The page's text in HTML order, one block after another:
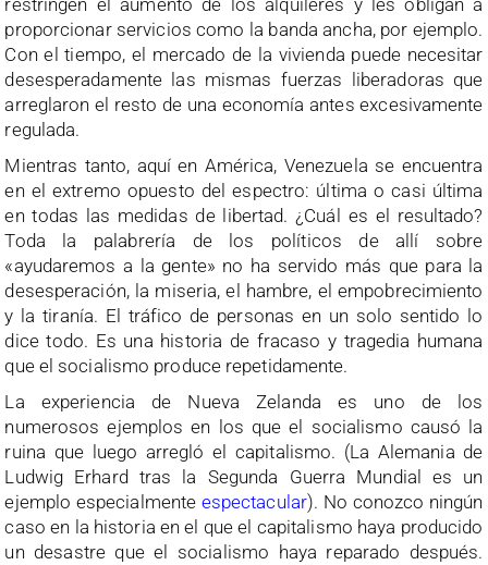
restringen el aumento de los alquileres y les obligan a
proporcionar servicios como la banda ancha, por ejemplo.
Con el tiempo, el mercado de la vivienda puede necesitar
desesperadamente las mismas fuerzas liberadoras que
arreglaron el resto de una economía antes excesivamente
regulada.
Mientras tanto, aquí en América, Venezuela se encuentra
en el extremo opuesto del espectro: última o casi última
en todas las medidas de libertad. ¿Cuál es el resultado?
Toda la palabrería de los políticos de allí sobre
«ayudaremos a la gente» no ha servido más que para la
desesperación, la miseria, el hambre, el empobrecimiento
y la tiranía. El tráfico de personas en un solo sentido lo
dice todo. Es una historia de fracaso y tragedia humana
que el socialismo produce repetidamente.
La experiencia de Nueva Zelanda es uno de los
numerosos ejemplos en los que el socialismo causó la
ruina que luego arregló el capitalismo. (La Alemania de
Ludwig Erhard tras la Segunda Guerra Mundial es un
ejemplo especialmente espectacular). No conozco ningún
caso en la historia en el que el capitalismo haya producido
un desastre que el socialismo haya reparado después.